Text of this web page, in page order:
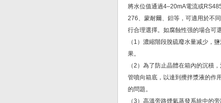
將水位值通過4–20mA電流或
276、蒙耐爾、鉭等，可適用於不
行合理選擇。如腐蝕性强的場合可
（1）濃縮階段脫硫廢水量减少，
果。
（2）為了防止晶體在箱內的沉積
管噴向箱底，以達到攪拌漿液的作
的問題。
（3）高溫旁路煙氣蒸發系統中的